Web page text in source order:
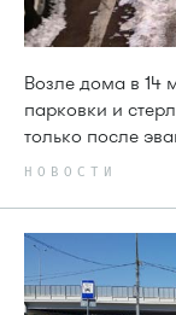
Возле дома в 14
парковки и
только после
НОВОСТИ